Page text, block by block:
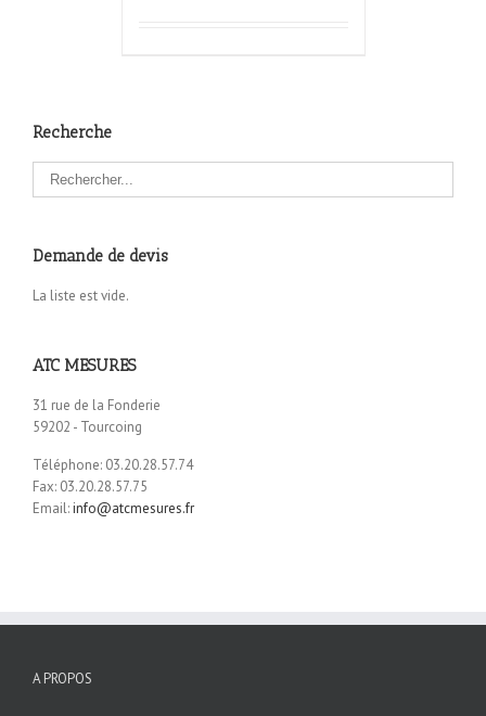
Recherche
Demande de devis
La liste est vide.
ATC MESURES
31 rue de la Fonderie
59202 - Tourcoing
Téléphone: 03.20.28.57.74
Fax: 03.20.28.57.75
Email:info@atcmesures.fr
A PROPOS